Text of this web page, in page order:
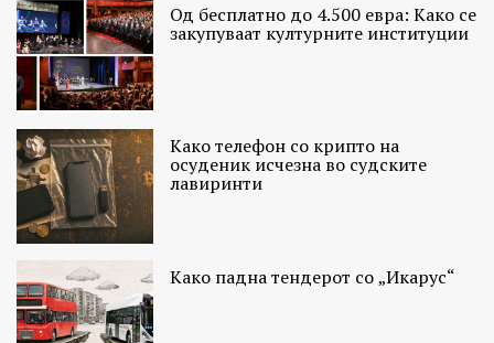
Од бесплатно до 4.500 евра: Како се
закупуваат културните институции
Како телефон со крипто на
осуденик исчезна во судските
лавиринти
Како падна тендерот со „Икарус“